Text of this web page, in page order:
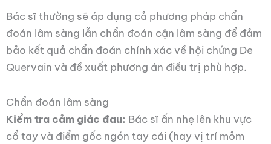
Bác sĩ thường sẽ áp dụng cả phương pháp chẩn
đoán lâm sàng lẫn chẩn đoán cận lâm sàng để đảm
bảo kết quả chẩn đoán chính xác về hội chứng De
Quervain và đề xuất phương án điều trị phù hợp.
Chẩn đoán lâm sàng
Kiểm tra cảm giác đau: Bác sĩ ấn nhẹ lên khu vực
cổ tay và điểm gốc ngón tay cái (hay vị trí mỏm